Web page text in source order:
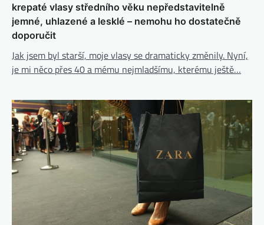
krepaté vlasy středního věku nepředstavitelně
jemné, uhlazené a lesklé – nemohu ho dostatečně
doporučit
Jak jsem byl starší, moje vlasy se dramaticky změnily. Nyní,
je mi něco přes 40 a mému nejmladšímu, kterému ještě…